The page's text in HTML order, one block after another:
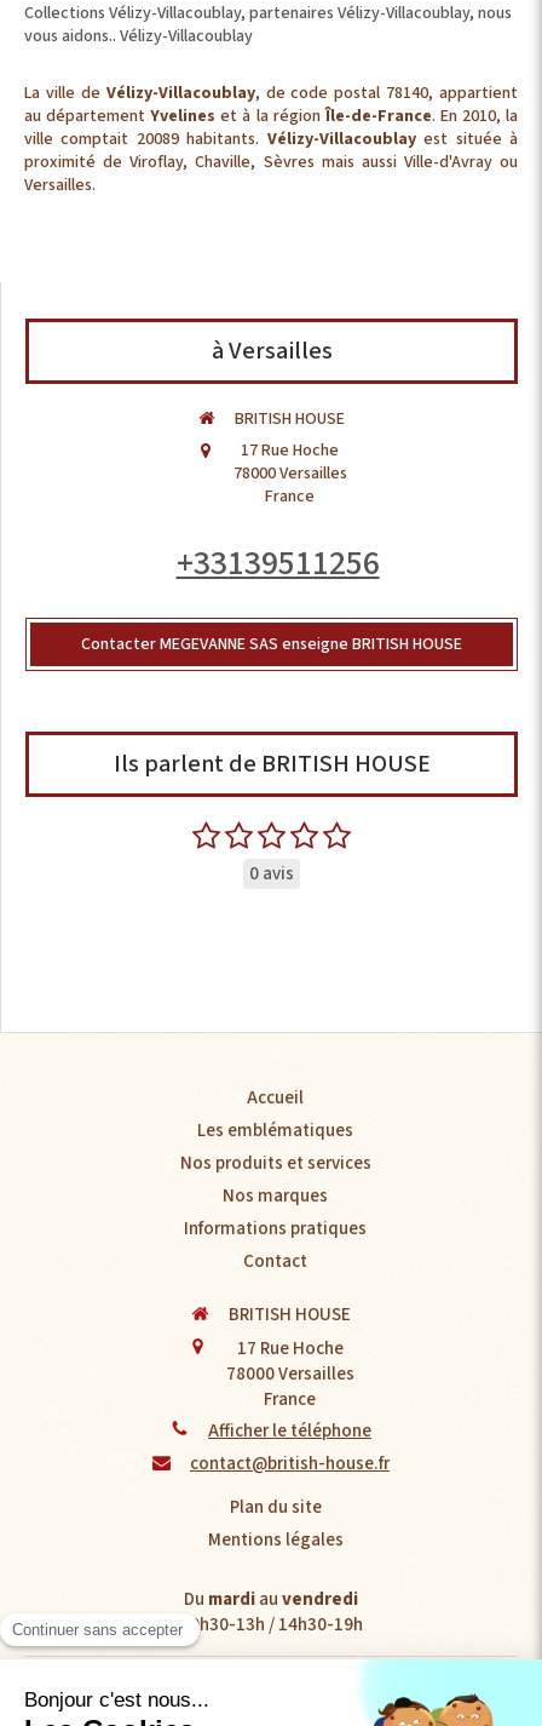
Collections Vélizy-Villacoublay, partenaires Vélizy-Villacoublay, nous
vous aidons.. Vélizy-Villacoublay
La ville de Vélizy-Villacoublay, de code postal 78140, appartient
au départementYvelines et à la régionÎle-de-France. En 2010, la
ville comptait 20089 habitants. Vélizy-Villacoublayest située à
proximité de Viroflay, Chaville, Sèvres mais aussi Ville-d'Avray ou
Versailles.
à Versailles
BRITISH HOUSE
17 Rue Hoche
78000Versailles
France
+33139511256
Contacter MEGEVANNE SAS enseigne BRITISH HOUSE
Ils parlent de BRITISH HOUSE
0 avis
Accueil
Les emblématiques
Nos produits et services
Nos marques
Informations pratiques
Contact
BRITISH HOUSE
17 Rue Hoche
78000Versailles
France
Afficher le téléphone
contact@british-house.fr
Plan du site
Mentions légales
Du mardiauvendredi
10h30-13h / 14h30-19h